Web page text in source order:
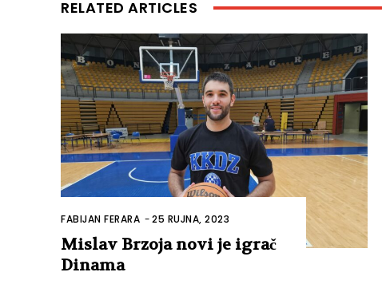
RELATED ARTICLES
FABIJAN FERARA -25 RUJNA, 2023
Mislav Brzoja novi je igrač
Dinama